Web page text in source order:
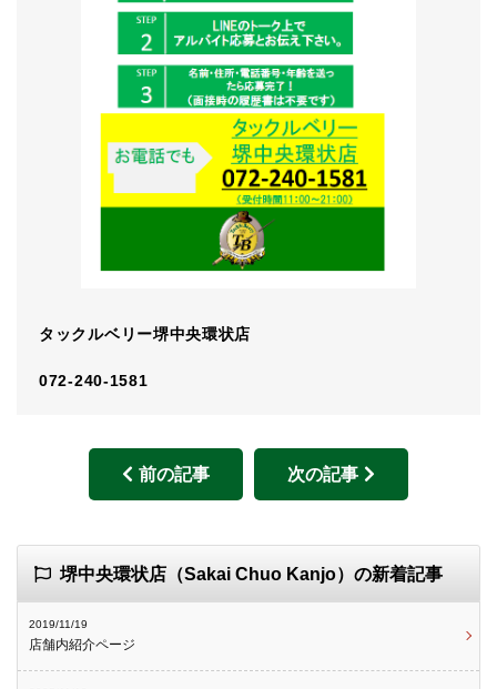
タックルベリー堺中央環状店
072-240-1581
前の記事 次の記事
堺中央環状店（Sakai Chuo Kanjo）の新着記事
2019/11/19
店舗内紹介ページ